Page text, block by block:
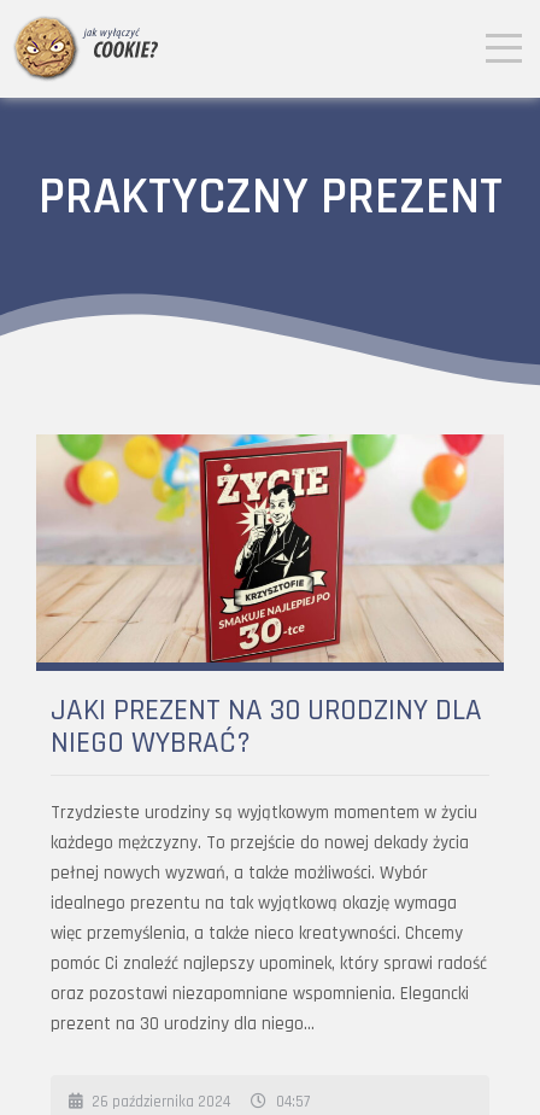
PRAKTYCZNY PREZENT
JAKI PREZENT NA 30 URODZINY DLA
NIEGO WYBRAĆ?
Trzydzieste urodziny są wyjątkowym momentem w życiu
każdego mężczyzny. To przejście do nowej dekady życia
pełnej nowych wyzwań, a także możliwości. Wybór
idealnego prezentu na tak wyjątkową okazję wymaga
więc przemyślenia, a także nieco kreatywności. Chcemy
pomóc Ci znaleźć najlepszy upominek, który sprawi radość
oraz pozostawi niezapomniane wspomnienia. Elegancki
prezent na 30 urodziny dla niego…
26 października 2024 04:57